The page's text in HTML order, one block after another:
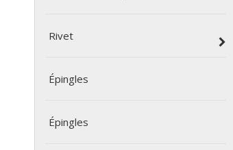
Rivet
Épingles
Épingles